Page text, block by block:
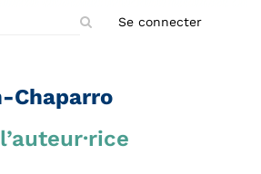
Se connecter
Chaparro